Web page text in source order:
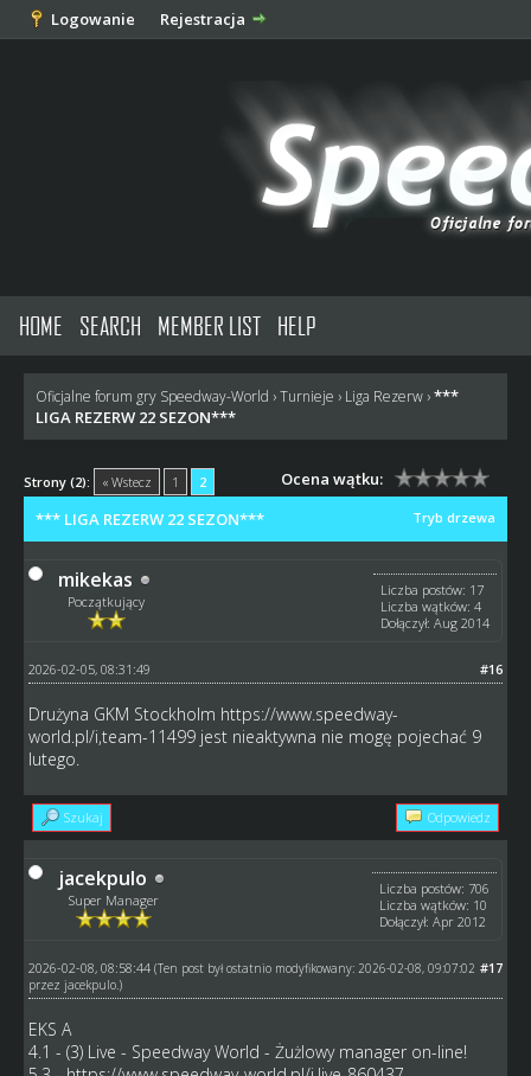
Logowanie Rejestracja
HOME SEARCH MEMBER LIST HELP
Oficjalne forum gry Speedway-World ›Turnieje › Liga Rezerw ›***
LIGA REZERW 22 SEZON***
Strony (2): « Wstecz 1 2 Ocena wątku:
Tryb drzewa
*** LIGA REZERW 22 SEZON***
mikekas
Początkujący
Liczba postów: 17
Liczba wątków: 4
Dołączył: Aug 2014
#16
2026-02-05, 08:31:49
Drużyna GKM Stockholm https://www.speedway-
world.pl/i,team-11499jest nieaktywna nie mogę pojechać 9
lutego.
Szukaj Odpowiedz
jacekpulo
Super Manager
Liczba postów: 706
Liczba wątków: 10
Dołączył: Apr 2012
#17
2026-02-08, 08:58:44 (Ten post był ostatnio modyfikowany: 2026-02-08, 09:07:02
przez jacekpulo.)
EKS A
4.1 - (3) Live - Speedway World - Żużlowy manager on-line!